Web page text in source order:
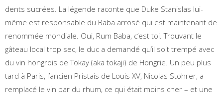
dents sucrées. La légende raconte que Duke Stanislas lui-
même est responsable du Baba arrosé qui est maintenant de
renommée mondiale. Oui, Rum Baba, c’est toi. Trouvant le
gâteau local trop sec, le duc a demandé qu’il soit trempé avec
du vin hongrois de Tokay (aka tokaji) de Hongrie. Un peu plus
tard à Paris, l’ancien Pristais de Louis XV, Nicolas Stohrer, a
remplacé le vin par du rhum, ce qui était moins cher – et une